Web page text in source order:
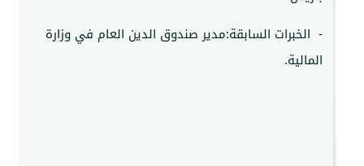
السابقة:مدير صندوق الدين العام في وزارة